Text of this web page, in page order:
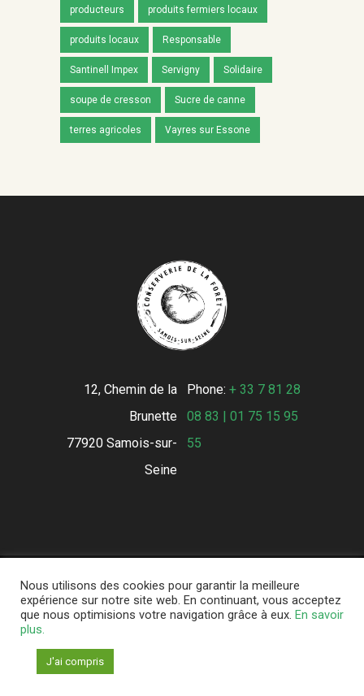
producteurs produits fermiers locaux
produits locaux Responsable
Santinell Impex Servigny Solidaire
soupe de cresson Sucre de canne
terres agricoles Vayres sur Essone
Phone: + 33 7 81 28
08 83 | 01 75 15 95
55
12, Chemin de la
Brunette
77920 Samois-sur-
Seine
Conserverie de la Forêt © 2021 - All
Rights Reserved -Mentions légales-
Nous utilisons des cookies pour garantir la meilleure
expérience sur notre site web. En continuant, vous acceptez
que nous optimisions votre navigation grâce à eux. En savoir
plus.
J'ai compris